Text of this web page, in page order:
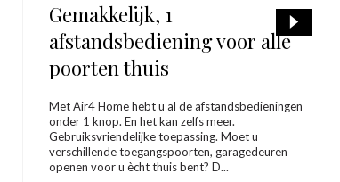
Gemakkelijk, 1
afstandsbediening voor alle
poorten thuis
Met Air4 Home hebt u al de afstandsbedieningen
onder 1 knop. En het kan zelfs meer.
Gebruiksvriendelijke toepassing. Moet u
verschillende toegangspoorten, garagedeuren
openen voor u ècht thuis bent? D...